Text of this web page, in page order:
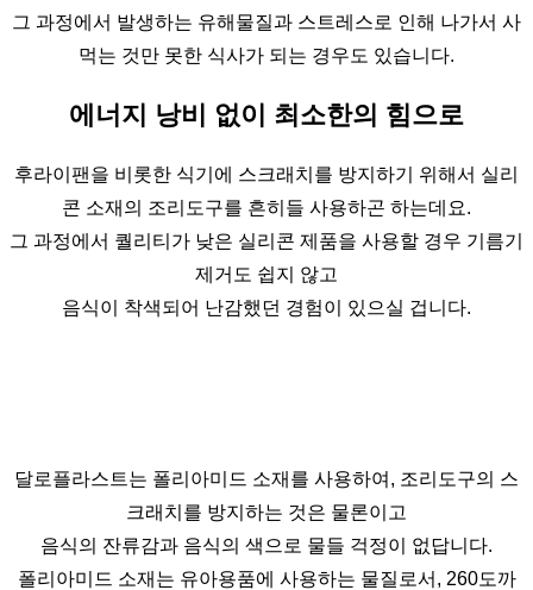
그 과정에서 발생하는 유해물질과 스트레스로 인해 나가서 사
먹는 것만 못한 식사가 되는 경우도 있습니다.
에너지 낭비 없이 최소한의 힘으로
후라이팬을 비롯한 식기에 스크래치를 방지하기 위해서 실리
콘 소재의 조리도구를 흔히들 사용하곤 하는데요.
그 과정에서 퀄리티가 낮은 실리콘 제품을 사용할 경우 기름기
제거도 쉽지 않고
음식이 착색되어 난감했던 경험이 있으실 겁니다.
달로플라스트는 폴리아미드 소재를 사용하여, 조리도구의 스
크래치를 방지하는 것은 물론이고
음식의 잔류감과 음식의 색으로 물들 걱정이 없답니다.
폴리아미드 소재는 유아용품에 사용하는 물질로서, 260도까